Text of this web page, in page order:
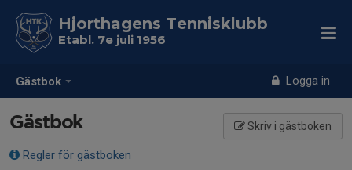
Gästbok Logga in
Hjorthagens Tennisklubb
Etabl. 7e juli 1956
Gästbok Skriv i gästboken
Regler för gästboken